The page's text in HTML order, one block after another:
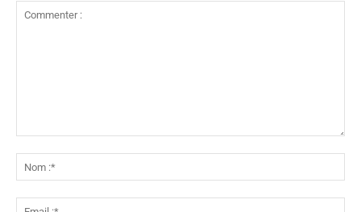
:*